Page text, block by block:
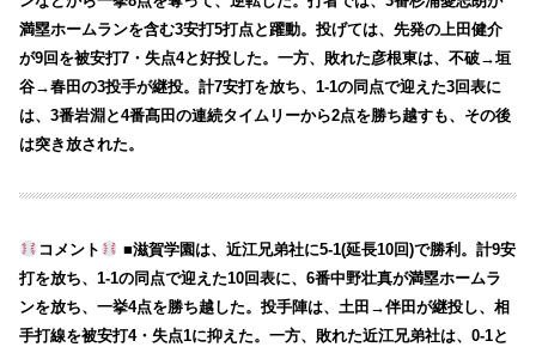
満塁ホームランを含む3安打5打点と躍動。投げては、先発の上田健介
が9回を被安打7・失点4と好投した。一方、敗れた彦根東は、不破→垣
谷→春田の3投手が継投。計7安打を放ち、1-1の同点で迎えた3回表に
は、3番岩淵と4番髙田の連続タイムリーから2点を勝ち越すも、その後
は突き放された。
コメント
■滋賀学園は、近江兄弟社に5-1(延長10回)で勝利。計9安
打を放ち、1-1の同点で迎えた10回表に、6番中野壮真が満塁ホームラ
ンを放ち、一挙4点を勝ち越した。投手陣は、土田→伴田が継投し、相
手打線を被安打4・失点1に抑えた。一方、敗れた近江兄弟社は、0-1と